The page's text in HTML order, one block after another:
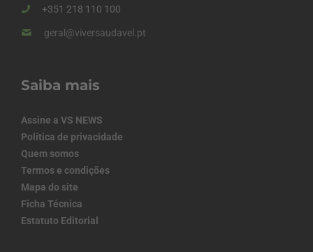
+351 218 110 100
geral@viversaudavel.pt
Saiba mais
Assine a VS NEWS
Política de privacidade
Quem somos
Termos e condições
Mapa do site
Ficha Técnica
Estatuto Editorial